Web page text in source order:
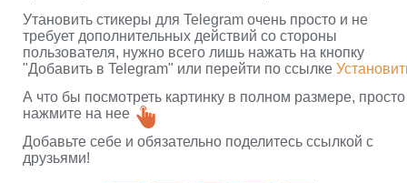
Утановить стикеры для Telegram очень просто и не
требует дополнительных действий со стороны
пользователя, нужно всего лишь нажать на кнопку
"Добавить в Telegram" или перейти по ссылке
А что бы посмотреть картинку в полном размере, просто
нажмите на нее
Добавьте себе и обязательно поделитесь ссылкой с
друзьями!